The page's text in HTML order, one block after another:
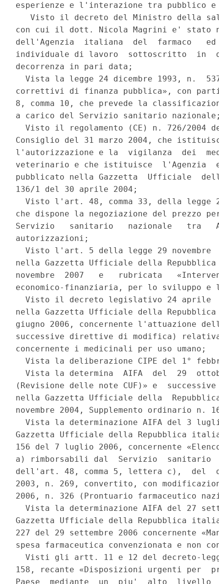
esperienze e l'interazione tra pubblico
Visto il decreto del Ministro della
con cui il dott. Nicola Magrini e' stato
dell'Agenzia  italiana  del  farmaco
individuale di lavoro  sottoscritto  in
decorrenza in pari data;
Vista la legge 24 dicembre 1993, n.
correttivi di finanza pubblica», con
8, comma 10, che prevede la
a carico del Servizio sanitario
Visto il regolamento (CE) n. 726/2004
Consiglio del 31 marzo 2004, che
l'autorizzazione e la  vigilanza  dei
veterinario e che istituisce  l'Agenzia
pubblicato nella Gazzetta  Ufficiale
136/1 del 30 aprile 2004;
Visto l'art. 48, comma 33, della legge
che dispone la negoziazione del prezzo
Servizio   sanitario   nazionale   tra
autorizzazioni;
Visto l'art. 5 della legge 29 novembre
nella Gazzetta Ufficiale della
novembre  2007   e   rubricata
economico-finanziaria, per lo sviluppo
Visto il decreto legislativo 24 aprile
nella Gazzetta Ufficiale della
giugno 2006, concernente l'attuazione
successive direttive di modifica)
concernente i medicinali per uso umano;
Vista la deliberazione CIPE del 1°
Vista la determina  AIFA  del  29
(Revisione delle note CUF)» e
nella Gazzetta Ufficiale della
novembre 2004, Supplemento ordinario n.
Vista la determinazione AIFA del 3
Gazzetta Ufficiale della Repubblica
156 del 7 luglio 2006, concernente
a) rimborsabili dal  Servizio  sanitario
dell'art. 48, comma 5, lettera c),  del
2003, n. 269, convertito, con
2006, n. 326 (Prontuario farmaceutico
Vista la determinazione AIFA del 27
Gazzetta Ufficiale della Repubblica
227 del 29 settembre 2006 concernente
spesa farmaceutica convenzionata e non
Visti gli artt. 11 e 12 del decreto-
158, recante «Disposizioni urgenti per
Paese  mediante  un  piu'  alto